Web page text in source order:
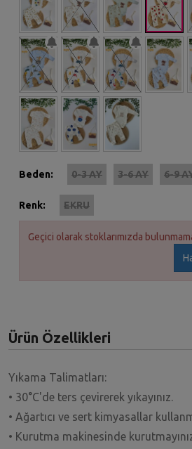
Beden: 0-3 AY 3-6 AY 6-9
Renk: EKRU
Geçici olarak stoklarımızda
Ürün Özellikleri
Yıkama Talimatları:
• 30°C'de ters çevirerek yıkayınız.
• Ağartıcı ve sert kimyasallar
• Kurutma makinesinde